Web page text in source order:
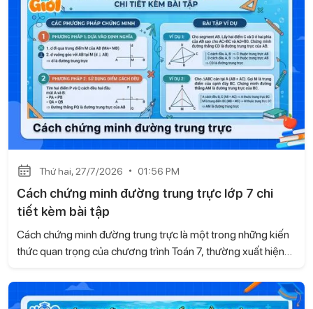
Thứ hai, 27/7/2026 01:56 PM
Cách chứng minh đường trung trực lớp 7 chi
tiết kèm bài tập
Cách chứng minh đường trung trực là một trong những kiến
thức quan trọng của chương trình Toán 7, thường xuất hiện
Học là Giỏi sẽ hướng dẫn chi tiết các cách chứng minh
đường trung trực dựa trên kiến thức của sách Kết nối tri thức